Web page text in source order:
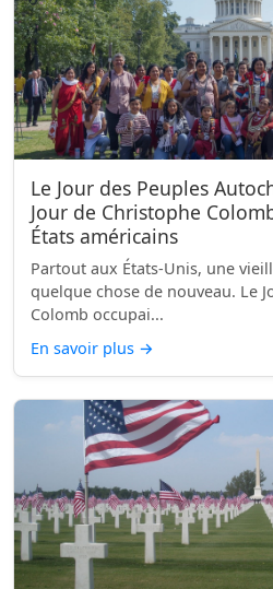
Le Jour des Peuples
Jour de Christophe
États américains
Partout aux États-Unis, une
quelque chose de nouveau. Le
Colomb occupai...
En savoir plus →